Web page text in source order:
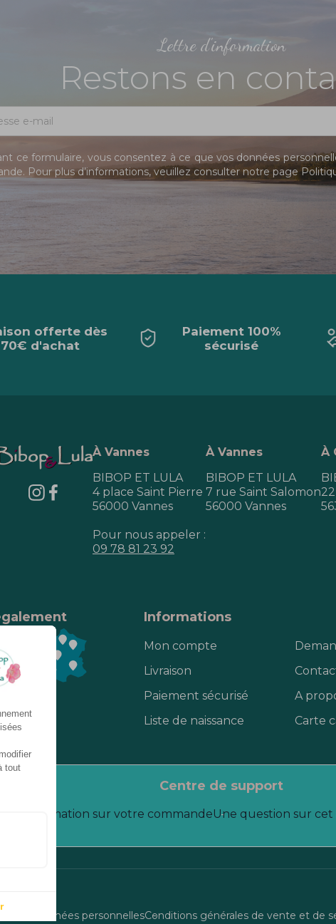
Lettre d'information
Restons en
ce formulaire, vous consentez à ce que vos données
Pour plus d’informations, veuillez consulter notre page
offerte dès
70€ d'achat
Paiement 100%
sécurisé
À Vannes
BIBOP ET LULA
4 place Saint Pierre
56000 Vannes
Pour nous appeler :
09 78 81 23 92
À Vannes
BIBOP ET LULA
7 rue Saint Salomon
56000 Vannes
À
Informations
Mon compte
Livraison
Paiement sécurisé
Liste de naissance
A
Carte
centre de support
Information sur votre commandeUne question sur cet
Données personnellesConditions générales de vente et de